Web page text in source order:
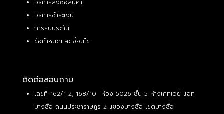
วิธีการสั่งซื้อสินค้า
วิธีการชำระเงิน
การรับประกัน
ข้อกำหนดและเงื่อนไข
ติดต่อสอบถาม
เลขที่ 162/1-2, 168/10 ห้อง 5026 ชั้น 5 ห้างเกทเวย์ แอท
บางซื่อ ถนนประชาราษฎร์ 2 แขวงบางซื่อ เขตบางซื่อ